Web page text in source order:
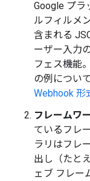
Google プラ
ルフィルメ
含まれる
ーザー入力
フェス機能
の例につい
Webhook 形
フレームワ
ているフレ
ラリはフレ
出し（たと
ェブ フレー